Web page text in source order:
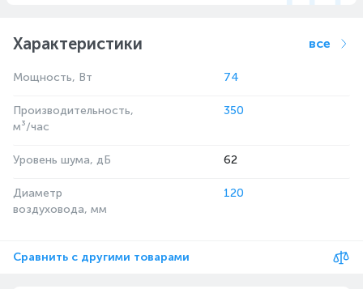
Характеристики все
Мощность, Вт 74
Производительность,
м³/час
350
Уровень шума, дБ 62
Диаметр
воздуховода, мм
120
Сравнить с другими товарами